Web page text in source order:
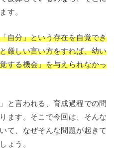
す。
自分」という存在を自覚でき
厳しい言い方をすれば、幼い
する機会」を与えられなかっ
と言われる、育成過程での問
ます。そこで今回は、そんな
て、なぜそんな問題が起きて
ょう。